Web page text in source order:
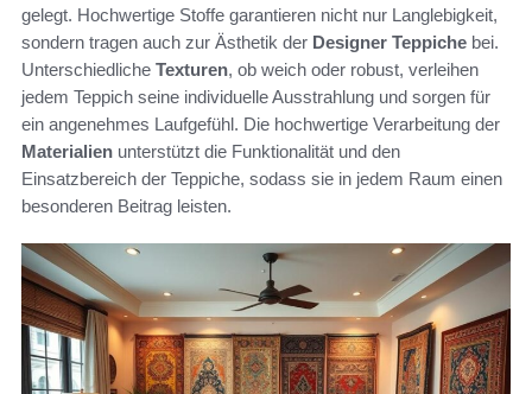
gelegt. Hochwertige Stoffe garantieren nicht nur Langlebigkeit,
sondern tragen auch zur Ästhetik der Designer Teppiche bei.
Unterschiedliche Texturen, ob weich oder robust, verleihen
jedem Teppich seine individuelle Ausstrahlung und sorgen für
ein angenehmes Laufgefühl. Die hochwertige Verarbeitung der
Materialien unterstützt die Funktionalität und den
Einsatzbereich der Teppiche, sodass sie in jedem Raum einen
besonderen Beitrag leisten.